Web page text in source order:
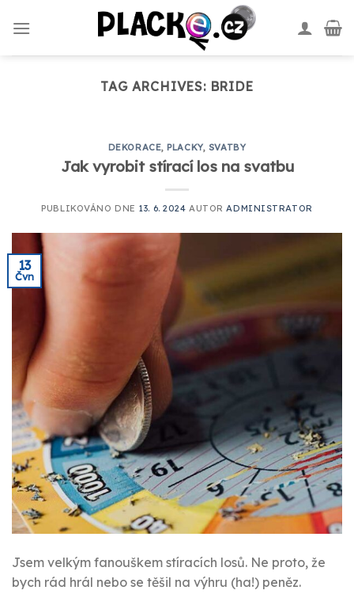
TAG ARCHIVES: BRIDE
DEKORACE, PLACKY, SVATBY
Jak vyrobit stírací los na svatbu
PUBLIKOVÁNO DNE 13. 6. 2024 AUTORADMINISTRATOR
13
Čvn
Jsem velkým fanouškem stíracích losů. Ne proto, že
bych rád hrál nebo se těšil na výhru (ha!) peněz.